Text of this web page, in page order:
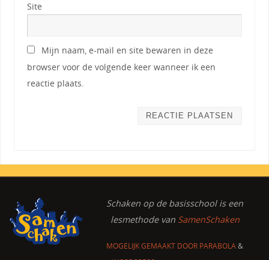
Site
Mijn naam, e-mail en site bewaren in deze
browser voor de volgende keer wanneer ik een
reactie plaats.
Schaken op de basisschoolis een
lesmethode van SamenSchaken
MOGELIJK GEMAAKT DOOR PARABOLA&